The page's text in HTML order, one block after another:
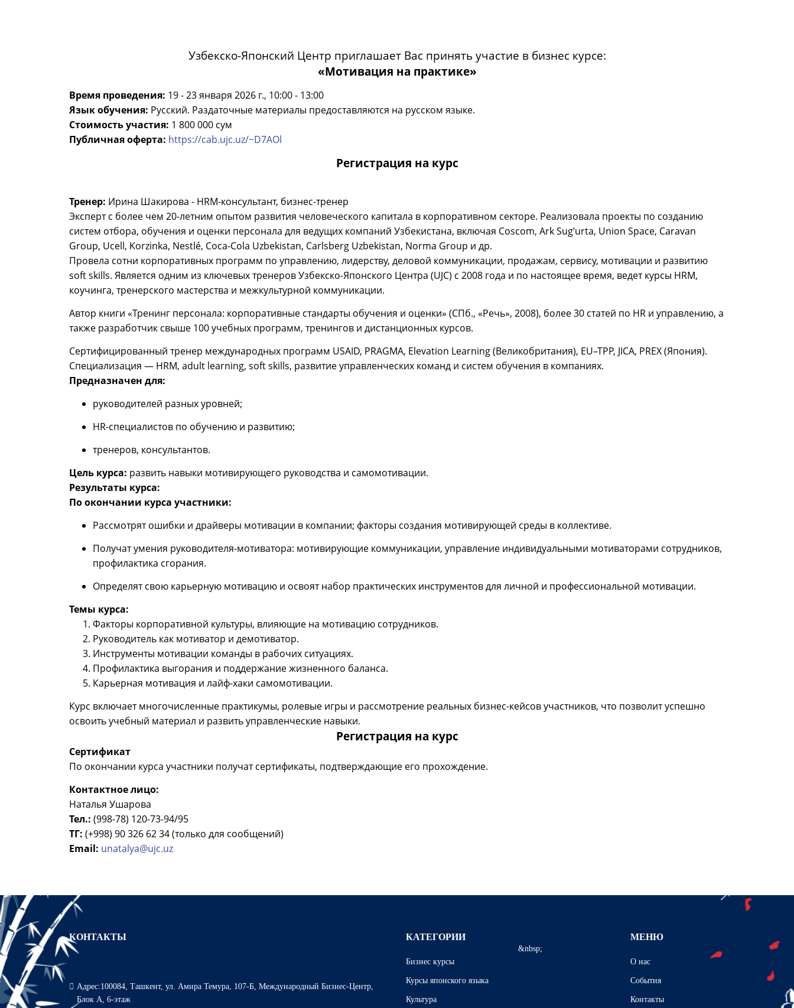
Узбекско-Японский Центр приглашает Вас принять участие в бизнес курсе:
«Мотивация на практике»
Время проведения: 19 - 23 января 2026 г., 10:00 - 13:00
Язык обучения: Русский. Раздаточные материалы предоставляются на русском языке.
Стоимость участия: 1 800 000 сум
Публичная оферта: https://cab.ujc.uz/~D7AOl
Регистрация на курс
Тренер: Ирина Шакирова - HRМ-консультант, бизнес-тренер
Эксперт с более чем 20-летним опытом развития человеческого капитала в корпоративном секторе. Реализовала проекты по созданию
систем отбора, обучения и оценки персонала для ведущих компаний Узбекистана, включая Coscom, Ark Sug’urta, Union Space, Caravan
Group, Ucell, Korzinka, Nestlé, Coca-Cola Uzbekistan, Carlsberg Uzbekistan, Norma Group и др.
Провела сотни корпоративных программ по управлению, лидерству, деловой коммуникации, продажам, сервису, мотивации и развитию
soft skills. Является одним из ключевых тренеров Узбекско-Японского Центра (UJC) с 2008 года и по настоящее время, ведет курсы HRM,
коучинга, тренерского мастерства и межкультурной коммуникации.
Автор книги «Тренинг персонала: корпоративные стандарты обучения и оценки» (СПб., «Речь», 2008), более 30 статей по HR и управлению, а
также разработчик свыше 100 учебных программ, тренингов и дистанционных курсов.
Сертифицированный тренер международных программ USAID, PRAGMA, Elevation Learning (Великобритания), EU–TPP, JICA, PREX (Япония).
Специализация — HRM, adult learning, soft skills, развитие управленческих команд и систем обучения в компаниях.
Предназначен для:
руководителей разных уровней;
HR-специалистов по обучению и развитию;
тренеров, консультантов.
Цель курса: развить навыки мотивирующего руководства и самомотивации.
Результаты курса:
По окончании курса участники:
Рассмотрят ошибки и драйверы мотивации в компании; факторы создания мотивирующей среды в коллективе.
Получат умения руководителя-мотиватора: мотивирующие коммуникации, управление индивидуальными мотиваторами сотрудников,
профилактика сгорания.
Определят свою карьерную мотивацию и освоят набор практических инструментов для личной и профессиональной мотивации.
Темы курса:
Факторы корпоративной культуры, влияющие на мотивацию сотрудников.
Руководитель как мотиватор и демотиватор.
Инструменты мотивации команды в рабочих ситуациях.
Профилактика выгорания и поддержание жизненного баланса.
Карьерная мотивация и лайф-хаки самомотивации.
Курс включает многочисленные практикумы, ролевые игры и рассмотрение реальных бизнес-кейсов участников, что позволит успешно
освоить учебный материал и развить управленческие навыки.
Регистрация на курс
Сертификат
По окончании курса участники получат сертификаты, подтверждающие его прохождение.
Контактное лицо:
Наталья Ушарова
Тел.: (998-78) 120-73-94/95
ТГ: (+998) 90 326 62 34 (только для сообщений)
Email: unatalya@ujc.uz
КОНТАКТЫ
Адрес:100084, Ташкент, ул. Амира Темура, 107-Б, Международный Бизнес-Центр,
Блок А, 6-этаж
КАТЕГОРИИ
Бизнес курсы
Курсы японского языка
Культура
&nbsp;
МЕНЮ
О нас
События
Контакты